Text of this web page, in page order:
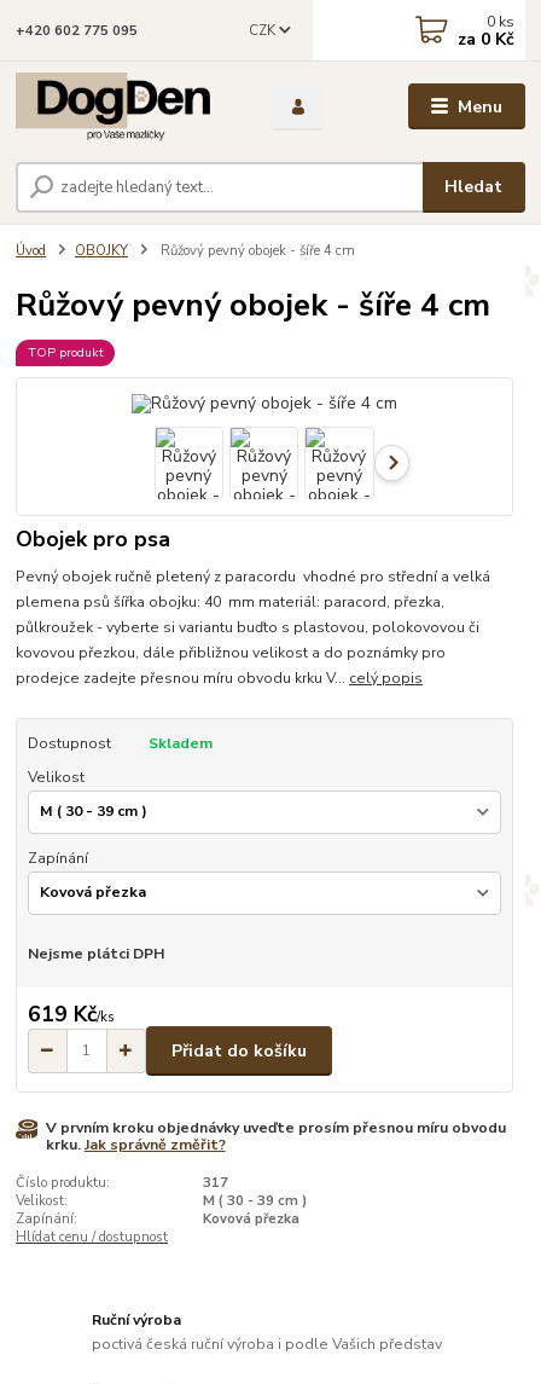
Menu
CZK
Hledat
+420 602 775 095 0 ks
za 0 Kč
Úvod OBOJKY Růžový pevný obojek - šíře 4 cm
Růžový pevný obojek - šíře 4 cm
TOP produkt
Obojek pro psa
Pevný obojek ručně pletený z paracordu vhodné pro střední a velká
plemena psů šířka obojku: 40 mm materiál: paracord, přezka,
půlkroužek - vyberte si variantu buďto s plastovou, polokovovou či
kovovou přezkou, dále přibližnou velikost a do poznámky pro
prodejce zadejte přesnou míru obvodu krku V... celý popis
Dostupnost
Skladem
Velikost
Zapínání
Nejsme plátci DPH
619 Kč/ks
Přidat do košíku
V prvním kroku objednávky uveďte prosím přesnou míru obvodu
krku.Jak správně změřit?
Číslo produktu:
317
Velikost:
M ( 30 - 39 cm )
Zapínání:
Kovová přezka
Hlídat cenu / dostupnost
Ruční výroba
poctivá česká ruční výroba i podle Vašich představ